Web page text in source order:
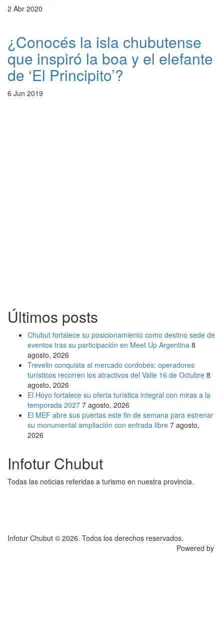
2 Abr 2020
¿Conocés la isla chubutense
que inspiró la boa y el elefante
de ‘El Principito’?
6 Jun 2019
Últimos posts
Chubut fortalece su posicionamiento como destino sede de
eventos tras su participación en Meet Up Argentina 8
agosto, 2026
Trevelin conquista al mercado cordobés: operadores
turísticos recorren los atractivos del Valle 16 de Octubre 8
agosto, 2026
El Hoyo fortalece su oferta turística integral con miras a la
temporada 2027 7 agosto, 2026
El MEF abre sus puertas este fin de semana para estrenar
su monumental ampliación con entrada libre 7 agosto,
2026
Infotur Chubut
Todas las noticias referidas a turismo en nuestra provincia.
Infotur Chubut © 2026. Todos los derechos reservados.
Powered by